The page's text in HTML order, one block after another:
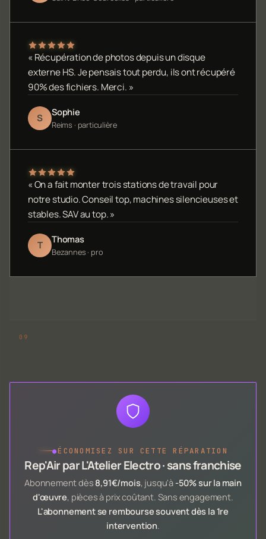
« Récupération de photos depuis un disque
externe HS. Je pensais tout perdu, ils ont récupéré
90% des fichiers. Merci. »
S Sophie
Reims · particulière
« On a fait monter trois stations de travail pour
notre studio. Conseil top, machines silencieuses et
stables. SAV au top. »
T Thomas
Bezannes · pro
●ÉCONOMISEZ SUR CETTE RÉPARATION
Rep'Air par L'Atelier Electro · sans franchise
Abonnement dès 8,91€/mois, jusqu'à -50% sur la main
d'œuvre, pièces à prix coûtant. Sans engagement.
L'abonnement se rembourse souvent dès la 1re
intervention.